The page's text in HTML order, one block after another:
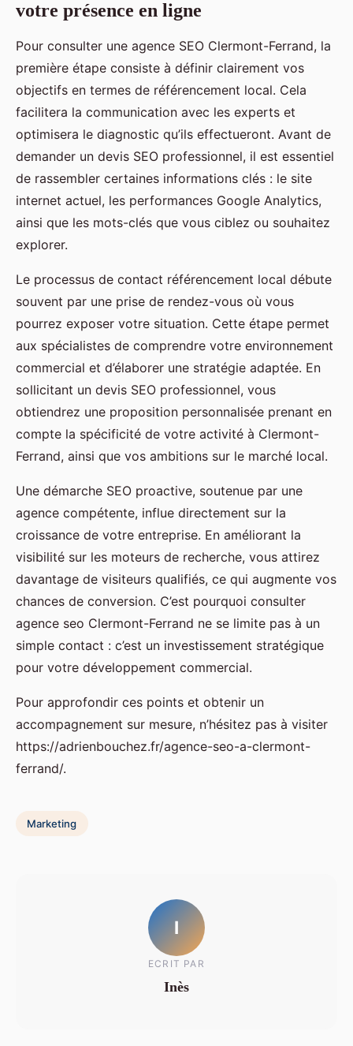
votre présence en ligne
Pour consulter une agence SEO Clermont-Ferrand, la
première étape consiste à définir clairement vos
objectifs en termes de référencement local. Cela
facilitera la communication avec les experts et
optimisera le diagnostic qu’ils effectueront. Avant de
demander un devis SEO professionnel, il est essentiel
de rassembler certaines informations clés : le site
internet actuel, les performances Google Analytics,
ainsi que les mots-clés que vous ciblez ou souhaitez
explorer.
Le processus de contact référencement local débute
souvent par une prise de rendez-vous où vous
pourrez exposer votre situation. Cette étape permet
aux spécialistes de comprendre votre environnement
commercial et d’élaborer une stratégie adaptée. En
sollicitant un devis SEO professionnel, vous
obtiendrez une proposition personnalisée prenant en
compte la spécificité de votre activité à Clermont-
Ferrand, ainsi que vos ambitions sur le marché local.
Une démarche SEO proactive, soutenue par une
agence compétente, influe directement sur la
croissance de votre entreprise. En améliorant la
visibilité sur les moteurs de recherche, vous attirez
davantage de visiteurs qualifiés, ce qui augmente vos
chances de conversion. C’est pourquoi consulter
agence seo Clermont-Ferrand ne se limite pas à un
simple contact : c’est un investissement stratégique
pour votre développement commercial.
Pour approfondir ces points et obtenir un
accompagnement sur mesure, n’hésitez pas à visiter
https://adrienbouchez.fr/agence-seo-a-clermont-
ferrand/.
Marketing
I
ECRIT PAR
Inès